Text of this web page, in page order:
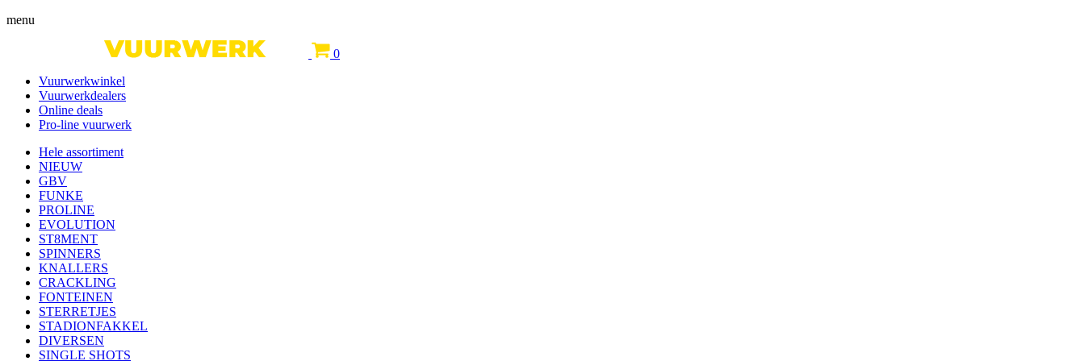
menu
0
Vuurwerkwinkel
Vuurwerkdealers
Online deals
Pro-line vuurwerk
Hele assortiment
NIEUW
GBV
FUNKE
PROLINE
EVOLUTION
ST8MENT
SPINNERS
KNALLERS
CRACKLING
FONTEINEN
STERRETJES
STADIONFAKKEL
DIVERSEN
SINGLE SHOTS